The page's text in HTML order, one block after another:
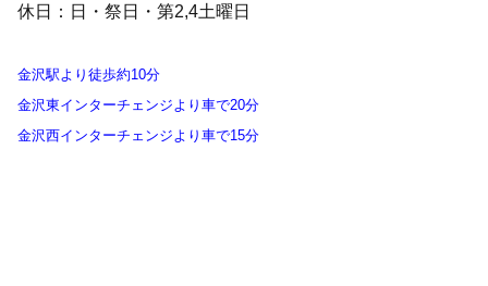
休日：日・祭日・第2,4土曜日
金沢駅より徒歩約10分
金沢東インターチェンジより車で20分
金沢西インターチェンジより車で15分